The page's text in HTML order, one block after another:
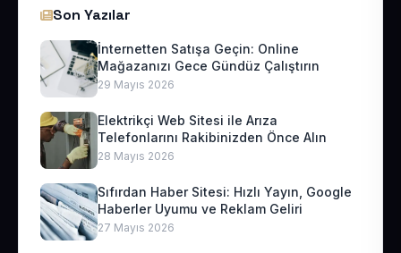
Son Yazılar
İnternetten Satışa Geçin: Online
Mağazanızı Gece Gündüz Çalıştırın
29 Mayıs 2026
Elektrikçi Web Sitesi ile Arıza
Telefonlarını Rakibinizden Önce Alın
28 Mayıs 2026
Sıfırdan Haber Sitesi: Hızlı Yayın, Google
Haberler Uyumu ve Reklam Geliri
27 Mayıs 2026